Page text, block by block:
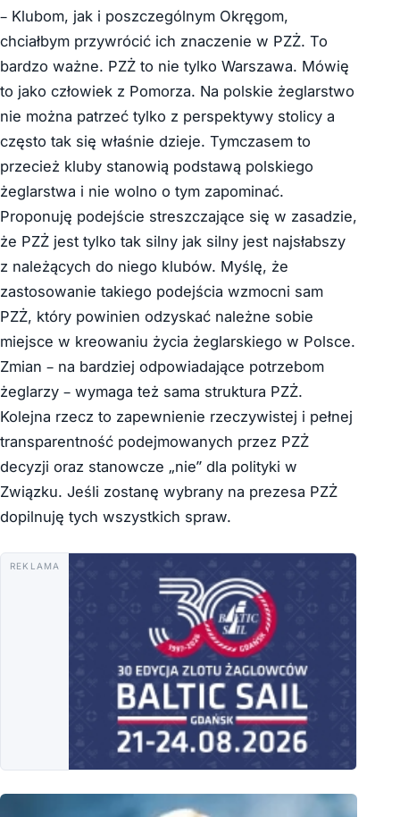
– Klubom, jak i poszczególnym Okręgom,
chciałbym przywrócić ich znaczenie w PZŻ. To
bardzo ważne. PZŻ to nie tylko Warszawa. Mówię
to jako człowiek z Pomorza. Na polskie żeglarstwo
nie można patrzeć tylko z perspektywy stolicy a
często tak się właśnie dzieje. Tymczasem to
przecież kluby stanowią podstawą polskiego
żeglarstwa i nie wolno o tym zapominać.
Proponuję podejście streszczające się w zasadzie,
że PZŻ jest tylko tak silny jak silny jest najsłabszy
z należących do niego klubów. Myślę, że
zastosowanie takiego podejścia wzmocni sam
PZŻ, który powinien odzyskać należne sobie
miejsce w kreowaniu życia żeglarskiego w Polsce.
Zmian – na bardziej odpowiadające potrzebom
żeglarzy – wymaga też sama struktura PZŻ.
Kolejna rzecz to zapewnienie rzeczywistej i pełnej
transparentność podejmowanych przez PZŻ
decyzji oraz stanowcze „nie” dla polityki w
Związku. Jeśli zostanę wybrany na prezesa PZŻ
dopilnuję tych wszystkich spraw.
REKLAMA